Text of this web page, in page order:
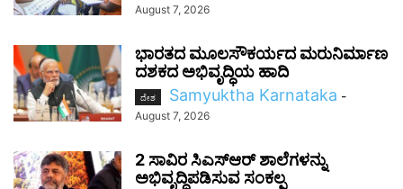
August 7, 2026
ಭಾರತದ ಮೂಲಸೌಕರ್ಯದ ಮರುನಿರ್ಮಾಣ
ದಶಕದ ಅಭಿವೃದ್ಧಿಯ ಹಾದಿ
ದೇಶ Samyuktha Karnataka -
August 7, 2026
2 ಸಾವಿರ ಸಿಎಸ್‌ಆರ್ ಶಾಲೆಗಳನ್ನು
ಅಭಿವೃದ್ಧಿಪಡಿಸುವ ಸಂಕಲ್ಪ